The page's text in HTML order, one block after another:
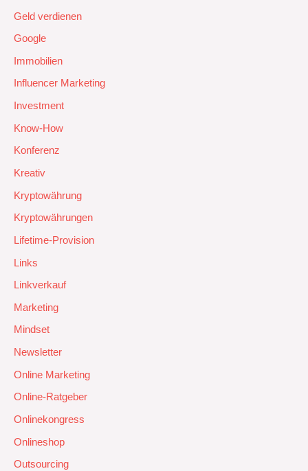
Geld verdienen
Google
Immobilien
Influencer Marketing
Investment
Know-How
Konferenz
Kreativ
Kryptowährung
Kryptowährungen
Lifetime-Provision
Links
Linkverkauf
Marketing
Mindset
Newsletter
Online Marketing
Online-Ratgeber
Onlinekongress
Onlineshop
Outsourcing